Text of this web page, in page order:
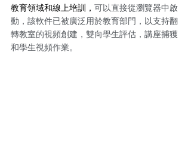
教育領域和線上培訓， 可以直接從瀏覽器中啟
動，該軟件已被廣泛用於教育部門，以支持翻
轉教室的視頻創建，雙向學生評估，講座捕獲
和學生視頻作業。